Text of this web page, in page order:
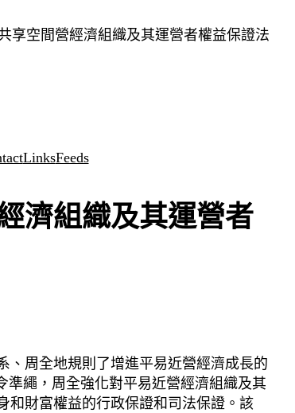
享空間營經濟組織及其運營者權益保證法
LinksFeeds
濟組織及其運營者
、周全地規則了增進平易近營經濟成長的
準繩，周全強化對平易近營經濟組織及其
和財富權益的行政保證和司法保證。該